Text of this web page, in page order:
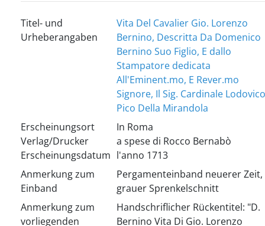
Titel- und
Urheberangaben
Vita Del Cavalier Gio. Lorenzo
Bernino, Descritta Da Domenico
Bernino Suo Figlio, E dallo
Stampatore dedicata
All'Eminent.mo, E Rever.mo
Signore, Il Sig. Cardinale Lodovico
Pico Della Mirandola
Erscheinungsort
Verlag/Drucker
Erscheinungsdatum
In Roma
a spese di Rocco Bernabò
l'anno 1713
Anmerkung zum
Einband
Pergamenteinband neuerer Zeit,
grauer Sprenkelschnitt
Anmerkung zum
vorliegenden
Handschriflicher Rückentitel: "D.
Bernino Vita Di Gio. Lorenzo